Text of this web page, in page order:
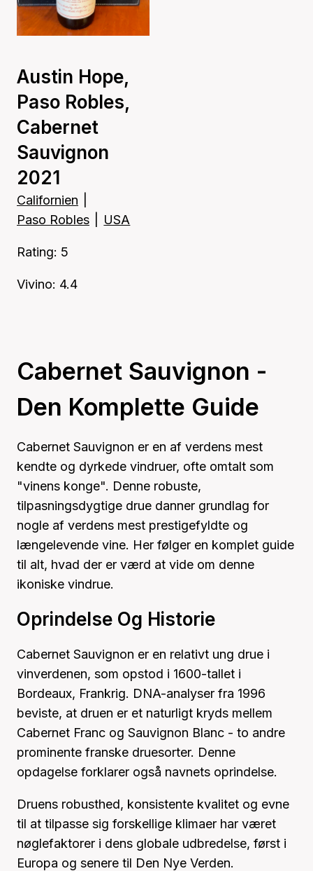
Austin Hope,
Paso Robles,
Cabernet
Sauvignon
2021
Californien
Paso Robles
USA
Rating: 5
Vivino: 4.4
Cabernet Sauvignon -
Den Komplette Guide
Cabernet Sauvignon er en af verdens mest
kendte og dyrkede vindruer, ofte omtalt som
"vinens konge". Denne robuste,
tilpasningsdygtige drue danner grundlag for
nogle af verdens mest prestigefyldte og
længelevende vine. Her følger en komplet guide
til alt, hvad der er værd at vide om denne
ikoniske vindrue.
Oprindelse Og Historie
Cabernet Sauvignon er en relativt ung drue i
vinverdenen, som opstod i 1600-tallet i
Bordeaux, Frankrig. DNA-analyser fra 1996
beviste, at druen er et naturligt kryds mellem
Cabernet Franc og Sauvignon Blanc - to andre
prominente franske druesorter. Denne
opdagelse forklarer også navnets oprindelse.
Druens robusthed, konsistente kvalitet og evne
til at tilpasse sig forskellige klimaer har været
nøglefaktorer i dens globale udbredelse, først i
Europa og senere til Den Nye Verden.